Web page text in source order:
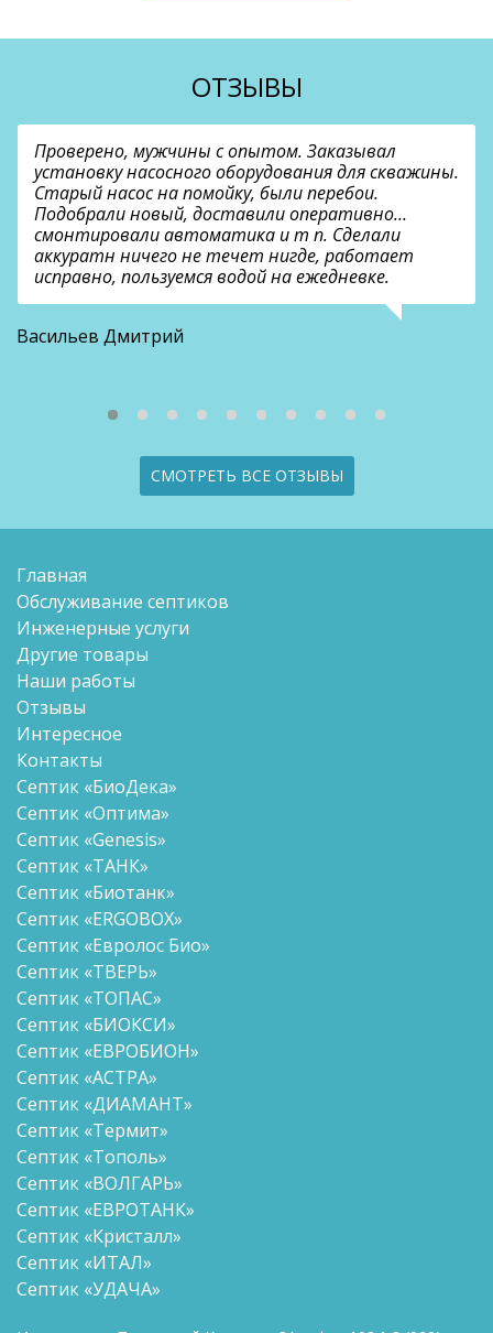
ОТЗЫВЫ
Проверено, мужчины с опытом. Заказывал
установку насосного оборудования для скважины.
Старый насос на помойку, были перебои.
Подобрали новый, доставили оперативно…
смонтировали автоматика и т п. Сделали
аккуратн ничего не течет нигде, работает
исправно, пользуемся водой на ежедневке.
Васильев Дмитрий
СМОТРЕТЬ ВСЕ ОТЗЫВЫ
Главная
Обслуживание септиков
Инженерные услуги
Другие товары
Наши работы
Отзывы
Интересное
Контакты
Септик «БиоДека»
Септик «Оптима»
Септик «Genesis»
Септик «ТАНК»
Септик «Биотанк»
Септик «ERGOBOX»
Септик «Евролос Био»
Септик «ТВЕРЬ»
Септик «ТОПАС»
Септик «БИОКСИ»
Септик «ЕВРОБИОН»
Септик «АСТРА»
Септик «ДИАМАНТ»
Септик «Термит»
Септик «Тополь»
Септик «ВОЛГАРЬ»
Септик «ЕВРОТАНК»
Септик «Кристалл»
Септик «ИТАЛ»
Септик «УДАЧА»